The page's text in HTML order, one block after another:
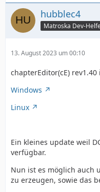
hubblec4
Matroska Dev-
13. August 2023 um 00:10
chapterEditor(cE)
Windows
Linux
Ein kleines update weil
verfügbar.
Nun ist es möglich auch
zu erzeugen, sowie das